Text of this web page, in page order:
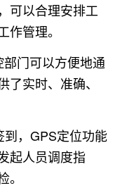
可以合理安排工
管理。
门可以方便地通
实时、准确、
，GPS定位功能
起人员调度指